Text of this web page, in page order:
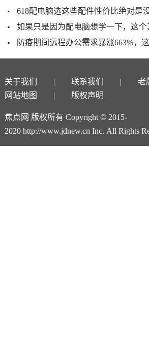
618配电脑选这些配件性价比绝对是没问
如果只是因为配电脑想学一下，这
防疫期间远程办公需求暴涨663%，
关于我们 联系我们
老
网站地图
版权声明
焦点网 版权所有 Copyright © 2015-
2020 http://www.jdnew.cn Inc. All Rights